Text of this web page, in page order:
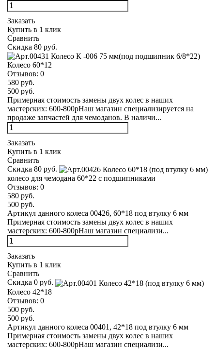
Заказать
Купить в 1 клик
Сравнить
Скидка 80 руб.
Колесо 60*12
Отзывов: 0
580 руб.
500 руб.
Примерная стоимость замены двух колес в наших
мастерских: 600-800рНаш магазин специализируется на
продаже запчастей для чемоданов. В наличи...
Заказать
Купить в 1 клик
Сравнить
Скидка 80 руб.
колесо для чемодана 60*22 с подшипниками
Отзывов: 0
580 руб.
500 руб.
Артикул данного колеса 00426, 60*18 под втулку 6 мм
Примерная стоимость замены двух колес в наших
мастерских: 600-800рНаш магазин специализи...
Заказать
Купить в 1 клик
Сравнить
Скидка 0 руб.
Колесо 42*18
Отзывов: 0
500 руб.
500 руб.
Артикул данного колеса 00401, 42*18 под втулку 6 мм
Примерная стоимость замены двух колес в наших
мастерских: 600-800рНаш магазин специализи...